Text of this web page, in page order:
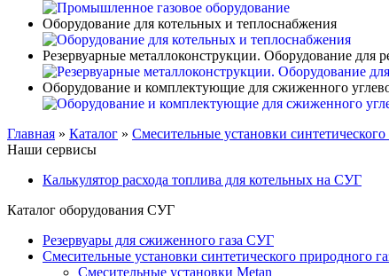
Оборудование для котельных и теплоснабжения
Резервуарные металлоконструкции. Оборудование для
Оборудование и комплектующие для сжиженного
Главная » Каталог » Смесительные установки синтетического
Наши сервисы
Калькулятор расхода топлива для котельных на СУГ
Каталог оборудования СУГ
Резервуары для сжиженного газа СУГ
Смесительные установки синтетического природного
Смесительные установки Metan